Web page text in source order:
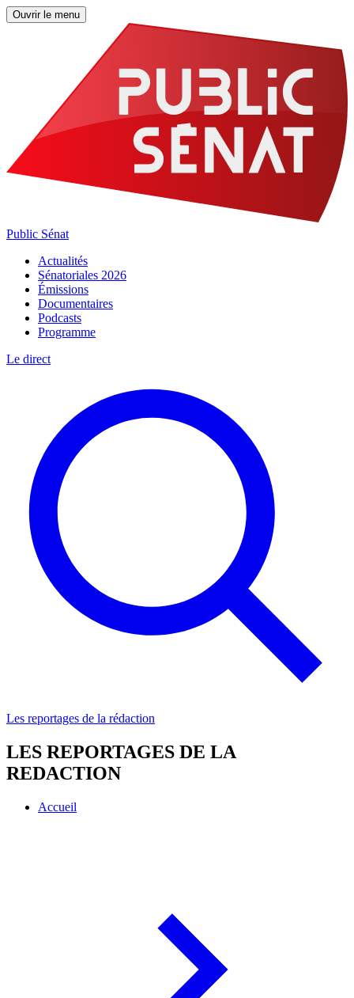
Ouvrir le menu
Public Sénat
Actualités
Sénatoriales 2026
Émissions
Documentaires
Podcasts
Programme
Le direct
Les reportages de la rédaction
LES REPORTAGES DE LA
REDACTION
Accueil